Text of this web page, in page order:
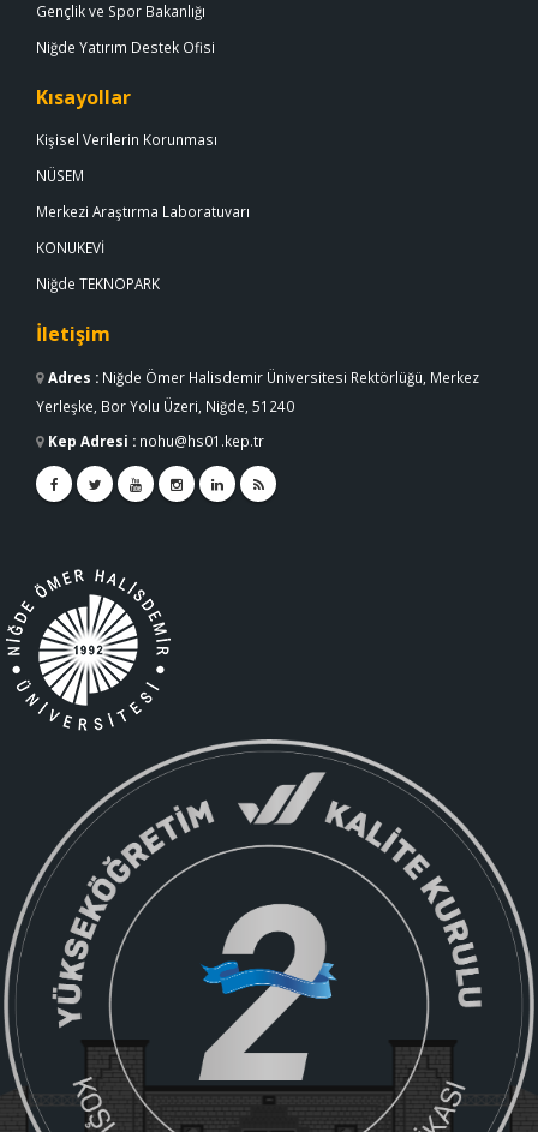
Gençlik ve Spor Bakanlığı
Niğde Yatırım Destek Ofisi
Kısayollar
Kişisel Verilerin Korunması
NÜSEM
Merkezi Araştırma Laboratuvarı
KONUKEVİ
Niğde TEKNOPARK
İletişim
Adres : Niğde Ömer Halisdemir Üniversitesi Rektörlüğü, Merkez
Yerleşke, Bor Yolu Üzeri, Niğde, 51240
Kep Adresi : nohu@hs01.kep.tr